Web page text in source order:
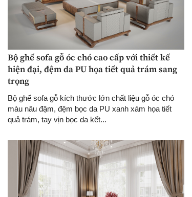
Bộ ghế sofa gỗ óc chó cao cấp với thiết kế
hiện đại, đệm da PU họa tiết quả trám sang
trọng
Bộ ghế sofa gỗ kích thước lớn chất liệu gỗ óc chó
màu nâu đậm, đệm bọc da PU xanh xám họa tiết
quả trám, tay vịn bọc da kết...